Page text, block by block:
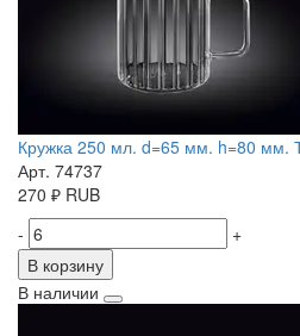
Кружка 250 мл. d=65 мм. h=80 мм.
Арт. 74737
270 ₽ RUB
-
+
В корзину
В наличии